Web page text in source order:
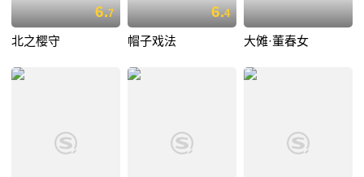
6.7
北之樱守
6.4
帽子戏法 大傩·董春女